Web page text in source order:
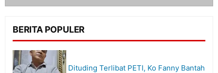
BERITA POPULER
Dituding Terlibat PETI, Ko Fanny Bantah